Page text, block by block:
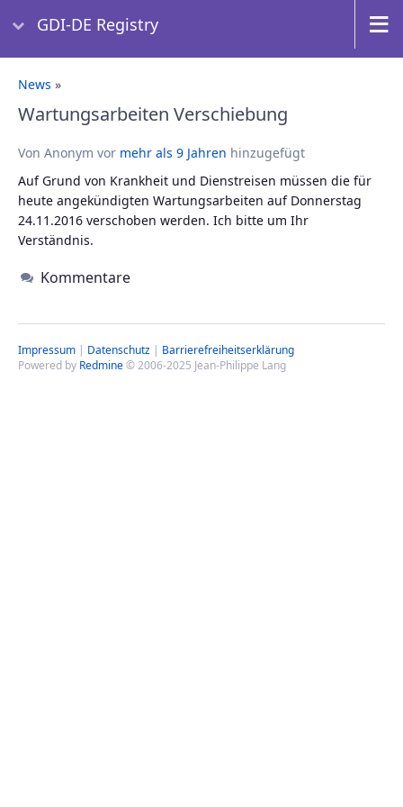
GDI-DE Registry
News »
Wartungsarbeiten Verschiebung
Von Anonym vor mehr als 9 Jahren hinzugefügt
Auf Grund von Krankheit und Dienstreisen müssen die für
heute angekündigten Wartungsarbeiten auf Donnerstag
24.11.2016 verschoben werden. Ich bitte um Ihr
Verständnis.
Kommentare
Impressum | Datenschutz | Barrierefreiheitserklärung
Powered by Redmine© 2006-2025 Jean-Philippe Lang